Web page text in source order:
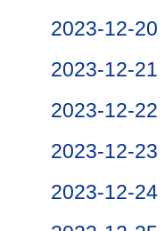
2023-12-20
2023-12-21
2023-12-22
2023-12-23
2023-12-24